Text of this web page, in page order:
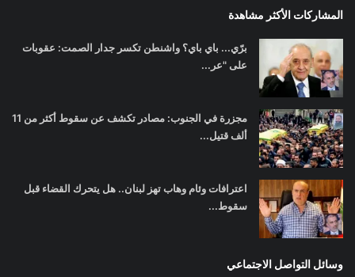
المشاركات الأكثر مشاهدة
برّي... باي باي؟ واشنطن تكسر جدار الصمت: عقوبات
على "عر...
مجزرة في الجنوب: مصادر تكشف عن سقوط أكثر من 11
ألف قتيل...
اعترافات وئام وهاب تهز لبنان.. هل يتحرك القضاء قبل
سقوط...
وسائل التواصل الاجتماعي